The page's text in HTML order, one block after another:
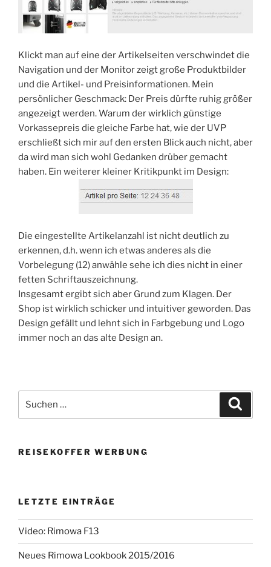
Klickt man auf eine der Artikelseiten verschwindet die
Navigation und der Monitor zeigt große Produktbilder
und die Artikel- und Preisinformationen. Mein
persönlicher Geschmack: Der Preis dürfte ruhig größer
angezeigt werden. Warum der wirklich günstige
Vorkassepreis die gleiche Farbe hat, wie der UVP
erschließt sich mir auf den ersten Blick auch nicht, aber
da wird man sich wohl Gedanken drüber gemacht
haben. Ein weiterer kleiner Kritikpunkt im Design:
Die eingestellte Artikelanzahl ist nicht deutlich zu
erkennen, d.h. wenn ich etwas anderes als die
Vorbelegung (12) anwähle sehe ich dies nicht in einer
fetten Schriftauszeichnung.
Insgesamt ergibt sich aber Grund zum Klagen. Der
Shop ist wirklich schicker und intuitiver geworden. Das
Design gefällt und lehnt sich in Farbgebung und Logo
immer noch an das alte Design an.
nach:
REISEKOFFER WERBUNG
LETZTE EINTRÄGE
Video: Rimowa F13
Neues Rimowa Lookbook 2015/2016